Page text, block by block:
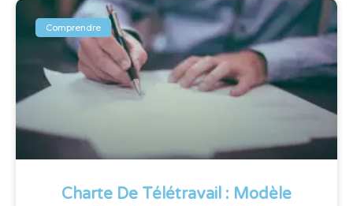
Comprendre
Charte De Télétravail : Modèle